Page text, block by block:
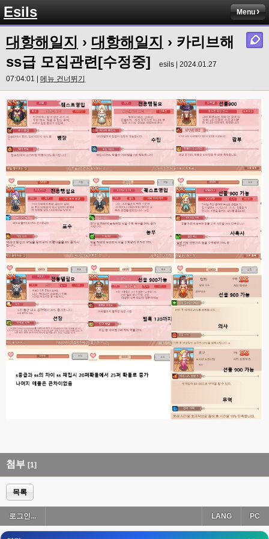
Esils Menu
대항해일지 › 대항해일지 › 카리브해
ss급 모집관련[수정중]
esils | 2024.01.27
07:04:01 | 메뉴 건너뛰기
첨부 [1]
목록
로그인... PC
LANG
ㅋ
esils 00:14
그렇다고 코어랑 모듈 전부 마개조해버릴려니 난중 또 공식버전 올라오면 답
없을꺼같아서 ;;
esils
고게임77 00:15
오 정상 이네요!
ㅇ
esils 00:16
채팅치믄 바로 반영 정상 ㅋ
고게임77 00:17
접속자는 ip당 1명인가 보네요. 다른 브로우저로 접속해도 3명인거보면
esils
음
esils 00:18
폰으로 접속해보니 3이 되는데
esils
나가도 3이네 하핫 ...
고게임77
ㅋㅋㅋㅋㅋㅋㅋㅋ
esils 00:19
이게 db 접속자수로 잡는형태로 해서 그런가 ;;
00:19
아 이제 2로 돌아왔군요
esils 00:19
다 펼쳐두면 너무길어서 ..
esils 00:19
모바일로 보는데도 좀 불편하더라구요